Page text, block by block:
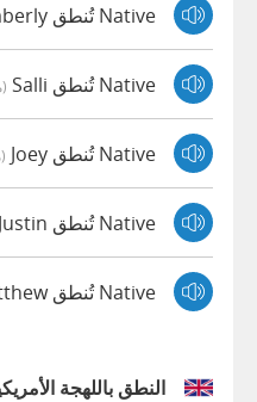
Native تُنطق Kimberly
Native تُنطق Salli
Native تُنطق Joey
Native تُنطق Justin
Native تُنطق Matthew
النطق باللهجة